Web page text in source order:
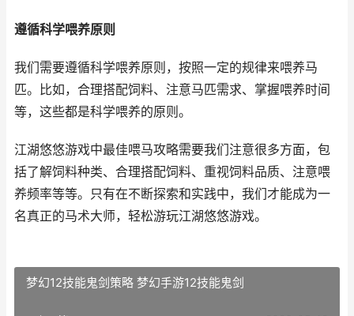
遵循科学喂养原则
我们需要遵循科学喂养原则，按照一定的规律来喂养马
匹。比如，合理搭配饲料、注意马匹需求、掌握喂养时间
等，这些都是科学喂养的原则。
江湖悠悠游戏中最佳喂马攻略需要我们注意很多方面，包
括了解饲料种类、合理搭配饲料、重视饲料品质、注意喂
养频率等等。只有在不断探索和实践中，我们才能成为一
名真正的马术大师，轻松游玩江湖悠悠游戏。
梦幻12技能鬼剑策略 梦幻手游12技能鬼剑